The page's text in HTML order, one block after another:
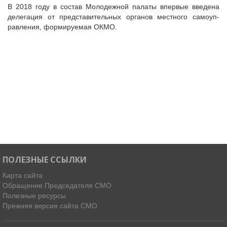
В 2018 го­ду в сос­тав Моло­деж­ной па­латы впер­вые вве­дена
де­лега­ция от пред­ста­витель­ных ор­га­нов мес­тно­го са­мо­уп­
равле­ния, фор­ми­ру­емая ОКМО.
ПОЛЕЗНЫЕ ССЫЛКИ
Карта сайта
Обращение Председателя СМО
Полезные ресурсы
Прежняя версия сайта СМО